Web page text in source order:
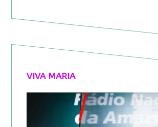
VIVA MARIA